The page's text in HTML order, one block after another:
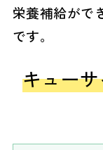
栄養補給がで
です。
キュー